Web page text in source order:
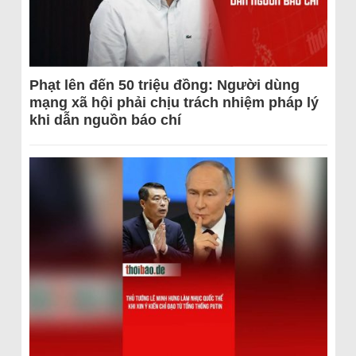
Phạt lên đến 50 triệu đồng: Người dùng
mạng xã hội phải chịu trách nhiệm pháp lý
khi dẫn nguồn báo chí